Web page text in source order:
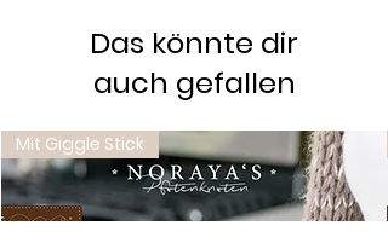
Das könnte dir
auch gefallen
Mit Giggle Stick